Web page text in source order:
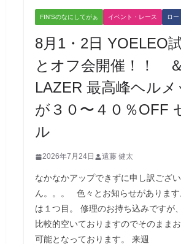
FIN'Sのなにしてがぁ イベント・レース ロー
8月1・2日 YOELEO
とオフ会開催！！
LAZER 最高峰ヘルメ
が３０〜４０％OFF
ル
2026年7月24日 遠藤 健太
なかなかアップできずに申し訳ござ
ん。。。 色々とお知らせがありま
は１つ目。 修理のお持ち込みですが
比較的空いておりますのでそのまま
可能となっております。 来週